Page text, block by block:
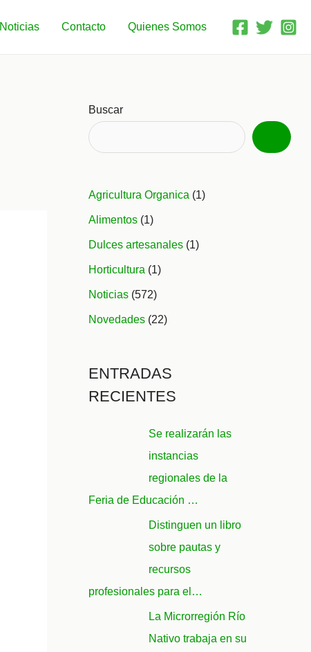
Noticias Contacto Quienes Somos
Buscar
Agricultura Organica (1)
Alimentos (1)
Dulces artesanales (1)
Horticultura (1)
Noticias (572)
Novedades (22)
ENTRADAS
RECIENTES
Se realizarán las
instancias
regionales de la
Feria de Educación …
Distinguen un libro
sobre pautas y
recursos
profesionales para el…
La Microrregión Río
Nativo trabaja en su